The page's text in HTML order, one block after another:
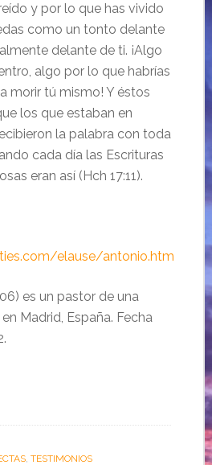
y por lo que has vivido
como un tonto delante
delante de ti. ¡Algo
algo por lo que habrías
morir tú mismo! Y éstos
los que estaban en
la palabra con toda
cada día las Escrituras
eran así (Hch 17:11).
elause/antonio.htm
es un pastor de una
Madrid, España. Fecha
, TESTIMONIOS